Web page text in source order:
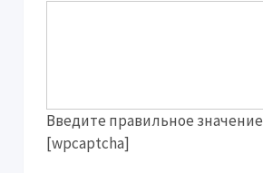
Введите правильное значение
[wpcaptcha]